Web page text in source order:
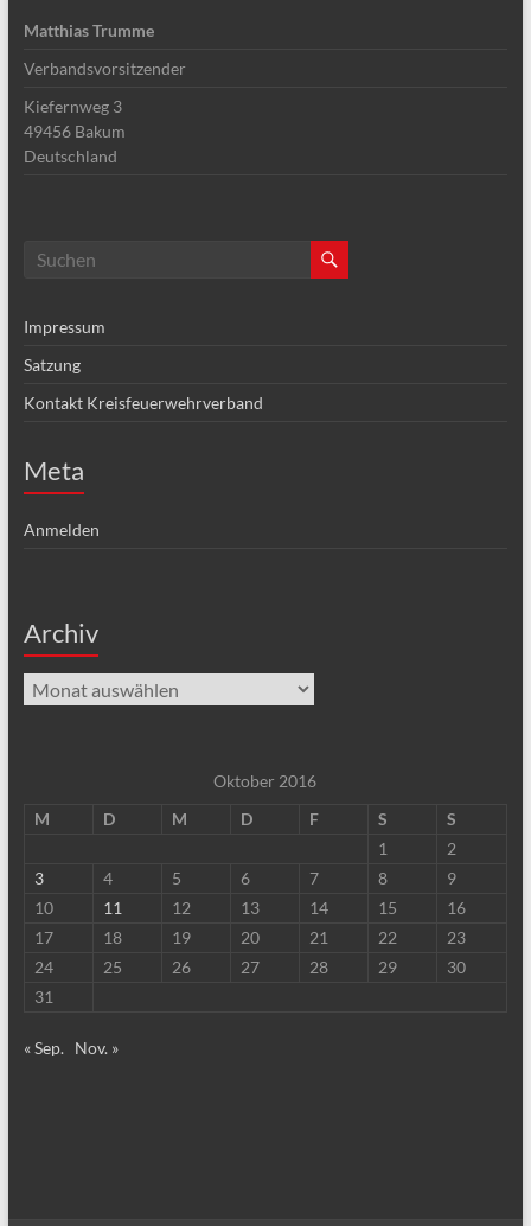
Matthias Trumme
Verbandsvorsitzender
Kiefernweg 3
49456 Bakum
Deutschland
Impressum
Satzung
Kontakt Kreisfeuerwehrverband
Meta
Anmelden
Archiv
Archiv
Oktober 2016
M
D M D F S
S
1
2
3
4 5 6 7 8
9
10
11 12 13 14 15
16
17
18 19 20 21 22
23
24
25 26 27 28 29
30
31
« Sep. Nov. »